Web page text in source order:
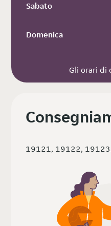
Sabato
Domenica
Gli orari di
19121, 19122,